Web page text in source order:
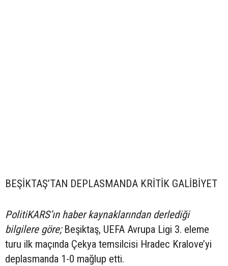
BEŞİKTAŞ’TAN DEPLASMANDA KRİTİK GALİBİYET
PolitiKARS’ın haber kaynaklarından derlediği
bilgilere göre;Beşiktaş, UEFA Avrupa Ligi 3. eleme
turu ilk maçında Çekya temsilcisi Hradec Kralove’yi
deplasmanda 1-0 mağlup etti.